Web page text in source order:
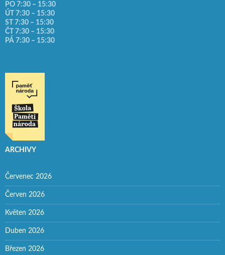
PO 7:30 – 15:30
ÚT 7:30 – 15:30
ST 7:30 – 15:30
ČT 7:30 – 15:30
PÁ 7:30 – 15:30
ARCHIVY
Červenec 2026
Červen 2026
Květen 2026
Duben 2026
Březen 2026